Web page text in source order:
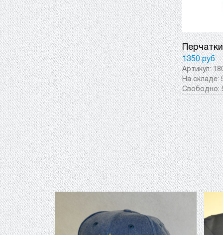
1350 руб
Артикул:
На складе:
Свободно: